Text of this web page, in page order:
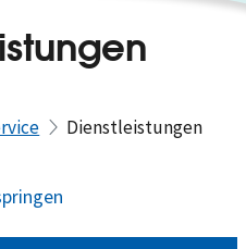
Dienstleistungen